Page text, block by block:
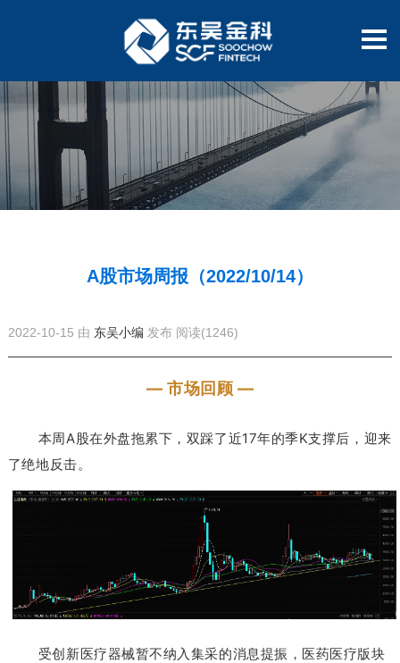
A股市场周报（2022/10/14）
2022-10-15 由 东吴小编 发布 阅读(1246)
— 市场回顾 —
本周A股在外盘拖累下，双踩了近17年的季K支撑后，迎来
了绝地反击。
受创新医疗器械暂不纳入集采的消息提振，医药医疗版块